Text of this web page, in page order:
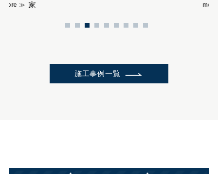
家
施工事例一覧